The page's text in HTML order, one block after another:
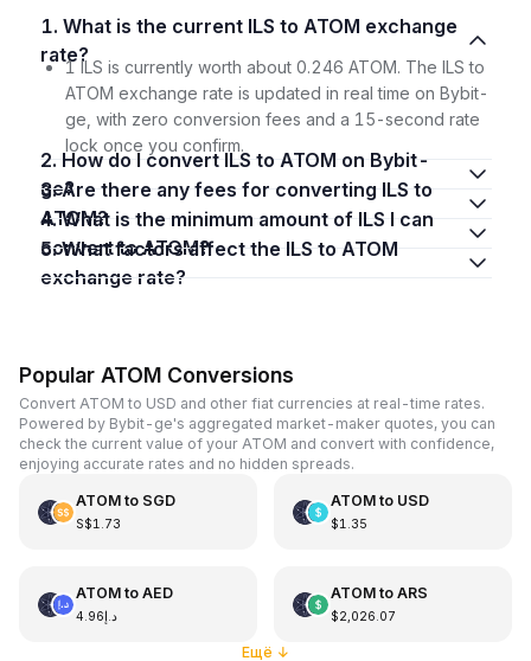
1. What is the current ILS to ATOM exchange
rate?
1 ILS is currently worth about 0.246 ATOM. The ILS to
ATOM exchange rate is updated in real time on Bybit-
ge, with zero conversion fees and a 15-second rate
lock once you confirm.
2. How do I convert ILS to ATOM on Bybit-
ge?
3. Are there any fees for converting ILS to
ATOM?
4. What is the minimum amount of ILS I can
convert to ATOM?
5. What factors affect the ILS to ATOM
exchange rate?
Popular ATOM Conversions
Convert ATOM to USD and other fiat currencies at real-time rates.
Powered by Bybit-ge's aggregated market-maker quotes, you can
check the current value of your ATOM and convert with confidence,
enjoying accurate rates and no hidden spreads.
ATOMto SGD
S$1.73
ATOMto USD
$1.35
ATOMto AED
د.إ4.96
ATOMto ARS
$2,026.07
Ещё ↓